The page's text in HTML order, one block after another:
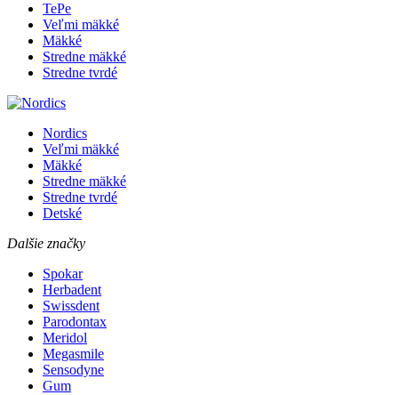
TePe
Veľmi mäkké
Mäkké
Stredne mäkké
Stredne tvrdé
Nordics
Veľmi mäkké
Mäkké
Stredne mäkké
Stredne tvrdé
Detské
Dalšie značky
Spokar
Herbadent
Swissdent
Parodontax
Meridol
Megasmile
Sensodyne
Gum